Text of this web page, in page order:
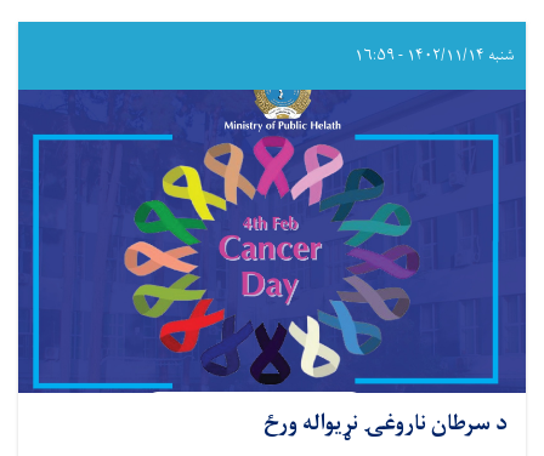
شنبه ۱۴۰۲/۱۱/۱۴ - ۱۶:۵۹
د سرطان ناروغۍ نړیواله ورځ